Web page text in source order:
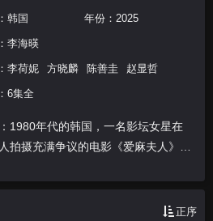
韩国 年份： 2025
李海暎
李荷妮 方晓麟 陈善圭 赵显哲
6集全
1980年代的韩国，一名影坛女星在
拍摄充满争议的电影《爱麻夫人》
乱象。
正序